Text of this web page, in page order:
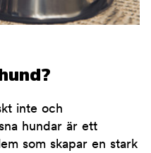
inte och
hundar är ett
som skapar en stark